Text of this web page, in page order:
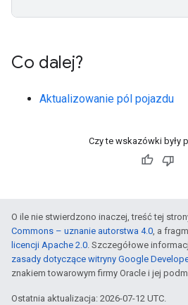
Co dalej?
Aktualizowanie pól pojazdu
Czy te wskazówki były
O ile nie stwierdzono inaczej, treść tej
Commons – uznanie autorstwa 4.0, a
licencji Apache 2.0. Szczegółowe
zasady dotyczące witryny Google
znakiem towarowym firmy Oracle i jej
Ostatnia aktualizacja: 2026-07-12 UTC.